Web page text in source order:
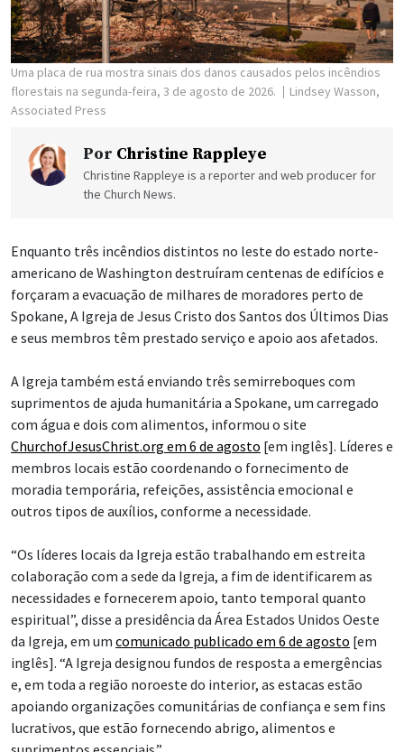
Uma placa de rua mostra sinais dos danos causados pelos incêndios
florestais na segunda-feira, 3 de agosto de 2026.
Lindsey Wasson,
Associated Press
Por Christine Rappleye
Christine Rappleye is a reporter and web producer for
the Church News.
Enquanto três incêndios distintos no leste do estado norte-
americano de Washington destruíram centenas de edifícios e
forçaram a evacuação de milhares de moradores perto de
Spokane, A Igreja de Jesus Cristo dos Santos dos Últimos Dias
e seus membros têm prestado serviço e apoio aos afetados.
A Igreja também está enviando três semirreboques com
suprimentos de ajuda humanitária a Spokane, um carregado
com água e dois com alimentos, informou o site
ChurchofJesusChrist.org em 6 de agosto [em inglês]. Líderes e
membros locais estão coordenando o fornecimento de
moradia temporária, refeições, assistência emocional e
outros tipos de auxílios, conforme a necessidade.
“Os líderes locais da Igreja estão trabalhando em estreita
colaboração com a sede da Igreja, a fim de identificarem as
necessidades e fornecerem apoio, tanto temporal quanto
espiritual”, disse a presidência da Área Estados Unidos Oeste
da Igreja, em um comunicado publicado em 6 de agosto [em
inglês]. “A Igreja designou fundos de resposta a emergências
e, em toda a região noroeste do interior, as estacas estão
apoiando organizações comunitárias de confiança e sem fins
lucrativos, que estão fornecendo abrigo, alimentos e